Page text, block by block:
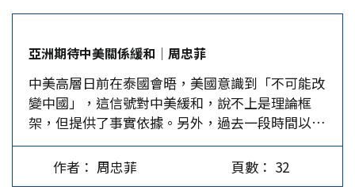
處理兩岸問題，才能在外交問題上找到解方，軍事
問題亦然，台灣的安全絕不該只是耗費納稅人大量
的稅款，以天文數字般的價格，向美國軍火商不斷
採購軍火，因為再多的軍事裝備，再多的軍人，都
不足以保障安全。 兩岸如何降低衝突與緊張，當
然是台灣必須放棄獨立的政治冒險，正視歷史事
實。台灣之所以有人認為獨立可行，是民進黨政府
的教育刻意切割了歷史脈絡，把台灣問題當成是憑
無心過年，也使得台灣的觀光產業炸鍋，無煙囪工
業前景寒冬漫漫。 要探究蔡英文為什麼採此突襲
方式？時間要拉回到1月14日，賴清德勝選第二
天，諾魯毫無預警宣布與我斷交，讓蔡英文當場灰
頭土臉，頓時有被偷襲之感，8年任期斷交10個國
家，愈想愈氣，能不報復別個苗頭？ 若從此角度
觀之，蔡英文確實忘記了「惟智者能以小事大」，
寧願採取與大陸火車對撞方式，無視這是一條走到
亞洲期待中美關係緩和│周忠菲
中美高層日前在泰國會晤，美國意識到「不可能改
變中國」，這信號對中美緩和，說不上是理論框
架，但提供了事實依據。另外，過去一段時間以
來，亞太區域內的印度、日本、韓國等國，並未完
全跟著美國的號令走。因此，無論從地緣戰略，還
是地緣經濟角度看，亞太地區呈現出相對穩定的態
作者： 周忠菲 頁數： 32